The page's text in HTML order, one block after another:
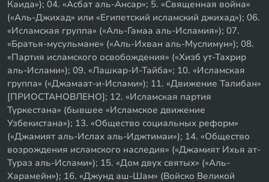
Каида»); 04. «Асбат аль-Ансар»; 5. «Священная война»
(«Аль-Джихад» или «Египетский исламский джихад»); 06.
«Исламская группа» («Аль-Гамаа аль-Исламия»); 07.
«Братья-мусульмане» («Аль-Ихван аль-Муслимун»); 08.
«Партия исламского освобождения» («Хизб ут-Тахрир
аль-Ислами»); 09. «Лашкар-И-Тайба»; 10. «Исламская
группа» («Джамаат-и-Ислами»); 11. «Движение Талибан»
[ПРИОСТАНОВЛЕНО]; 12. «Исламская партия
Туркестана» (бывшее «Исламское движение
Узбекистана»); 13. «Общество социальных реформ»
(«Джамият аль-Ислах аль-Иджтимаи»); 14. «Общество
возрождения исламского наследия» («Джамият Ихья ат-
Тураз аль-Ислами»); 15. «Дом двух святых» («Аль-
Харамейн»); 16. «Джунд аш-Шам» (Войско Великой